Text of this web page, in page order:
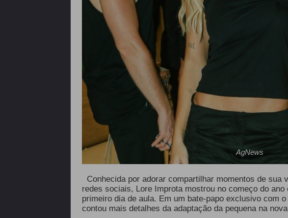
AgNews
Conhecida por adorar compartilhar momentos de sua
redes sociais, Lore Improta mostrou no começo do
primeiro dia de aula. Em um bate-papo exclusivo com o
contou mais detalhes da adaptação da pequena na